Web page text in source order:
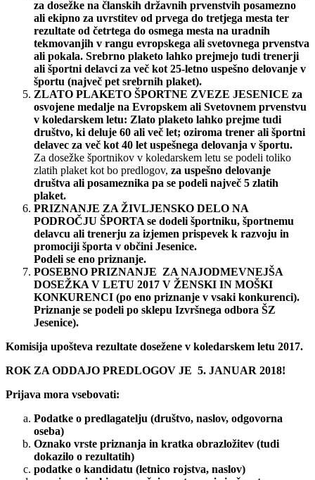
za dosežke na članskih državnih prvenstvih posamezno
ali ekipno za uvrstitev od prvega do tretjega mesta ter
rezultate od četrtega do osmega mesta na uradnih
tekmovanjih v rangu evropskega ali svetovnega prvenstva
ali pokala. Srebrno plaketo lahko prejmejo tudi trenerji
ali športni delavci za več kot 25-letno uspešno delovanje v
športu (največ pet srebrnih plaket).
ZLATO PLAKETO ŠPORTNE ZVEZE JESENICE za
osvojene medalje na Evropskem ali Svetovnem prvenstvu
v koledarskem letu: Zlato plaketo lahko prejme tudi
društvo, ki deluje 60 ali več let; oziroma trener ali športni
delavec za več kot 40 let uspešnega delovanja v športu.
Za dosežke športnikov v koledarskem letu se podeli toliko
zlatih plaket kot bo predlogov, za uspešno delovanje
društva ali posameznika pa se podeli največ 5 zlatih
plaket.
PRIZNANJE ZA ŽIVLJENSKO DELO NA
PODROČJU ŠPORTA se dodeli športniku, športnemu
delavcu ali trenerju za izjemen prispevek k razvoju in
promociji športa v občini Jesenice.
Podeli se eno priznanje.
POSEBNO PRIZNANJE ZA NAJODMEVNEJŠA
DOSEŽKA V LETU 2017 V ŽENSKI IN MOŠKI
KONKURENCI (po eno priznanje v vsaki konkurenci).
Priznanje se podeli po sklepu Izvršnega odbora ŠZ
Jesenice).
Komisija upošteva rezultate dosežene v koledarskem letu 2017.
ROK ZA ODDAJO PREDLOGOV JE 5. JANUAR 2018!
Prijava mora vsebovati:
Podatke o predlagatelju (društvo, naslov, odgovorna
oseba)
Oznako vrste priznanja in kratka obrazložitev (tudi
dokazilo o rezultatih)
podatke o kandidatu (letnico rojstva, naslov)